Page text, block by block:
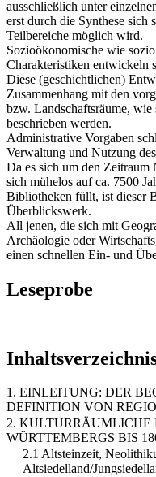
ausschließlich unter
erst durch die Synthese sich
Teilbereiche möglich wird.
Sozioökonomische wie
Charakteristiken entwickeln
Diese (geschichtlichen)
Zusammenhang mit den
bzw. Landschaftsräume,
beschrieben werden.
Administrative Vorgaben
Verwaltung und Nutzung
Da es sich um den
sich mühelos auf ca. 7500
Bibliotheken füllt, ist dieser
Überblickswerk.
All jenen, die sich mit
Archäologie oder
einen schnellen Ein- und
Leseprobe
1. EINLEITUNG: DER
DEFINITION VON
2.
WÜRTTEMBERGS BIS
2.1 Altsteinzeit,
Altsiedelland/